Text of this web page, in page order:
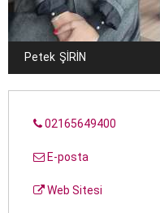
Petek ŞIRIN
02165649400
E-posta
Web Sitesi